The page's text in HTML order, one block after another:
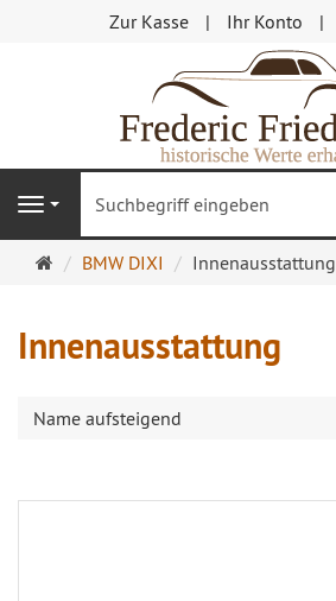
Zur Kasse Ihr Konto
Navigation
Startseite
BMW DIXI Innenausstattung
Innenausstattung
Name aufsteigend